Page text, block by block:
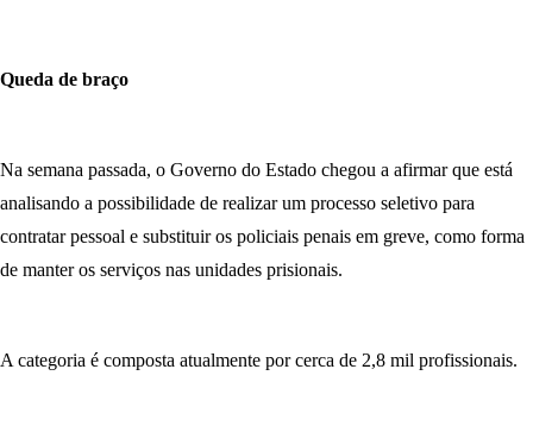
Queda de braço
Na semana passada, o Governo do Estado chegou a afirmar que está
analisando a possibilidade de realizar um processo seletivo para
contratar pessoal e substituir os policiais penais em greve, como forma
de manter os serviços nas unidades prisionais.
A categoria é composta atualmente por cerca de 2,8 mil profissionais.